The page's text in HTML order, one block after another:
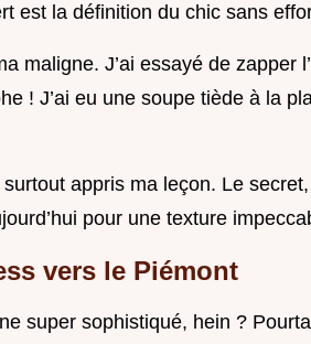
est la définition du chic sans
maligne. J’ai essayé de zapper
! J’ai eu une soupe tiède à la
appris ma leçon. Le
pour une texture
vers le Piémont
super sophistiqué, hein ?